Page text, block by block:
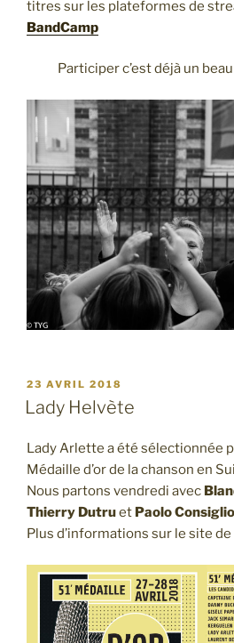
titres sur les plateformes de
BandCamp
Participer c’est déjà un
PUBLIÉ
LE
23 AVRIL 2018
Lady Helvète
Lady Arlette a été sélectionnée
Médaille d’or de la chanson en
Nous partons vendredi avec
Thierry Dutruet Paolo Consiglio
Plus d’informations sur le site de